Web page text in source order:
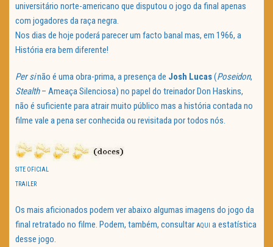
universitário norte-americano que disputou o jogo da final apenas
com jogadores da raça negra.
Nos dias de hoje poderá parecer um facto banal mas, em 1966, a
História era bem diferente!
Per sinão é uma obra-prima, a presença de Josh Lucas(Poseidon,
Stealth– Ameaça Silenciosa) no papel do treinador Don Haskins,
não é suficiente para atrair muito público mas a história contada no
filme vale a pena ser conhecida ou revisitada por todos nós.
SITE OFICIAL
TRAILER
Os mais aficionados podem ver abaixo algumas imagens do jogo da
final retratado no filme. Podem, também, consultar AQUI
a estatística
desse jogo.